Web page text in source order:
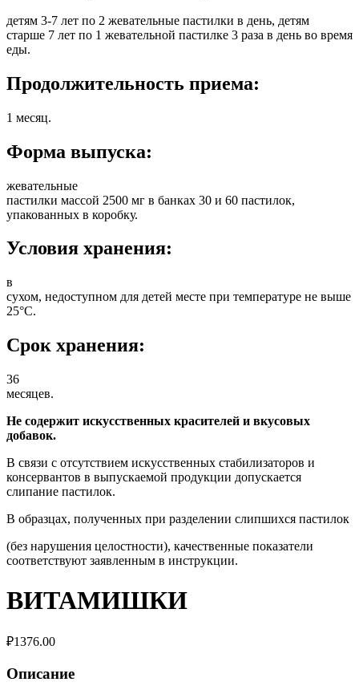
детям 3-7 лет по 2 жевательные пастилки в день, детям
старше 7 лет по 1 жевательной пастилке 3 раза в день во время
еды.
Продолжительность приема:
1 месяц.
Форма выпуска:
жевательные
пастилки массой 2500 мг в банках 30 и 60 пастилок,
упакованных в коробку.
Условия хранения:
в
сухом, недоступном для детей месте при температуре не выше
25°С.
Срок хранения:
36
месяцев.
Не содержит искусственных красителей и вкусовых
добавок.
В связи с отсутствием искусственных стабилизаторов и
консервантов в выпускаемой продукции допускается
слипание пастилок.
В образцах, полученных при разделении слипшихся пастилок
(без нарушения целостности), качественные показатели
соответствуют заявленным в инструкции.
ВИТАМИШКИ
₽1376.00
Описание